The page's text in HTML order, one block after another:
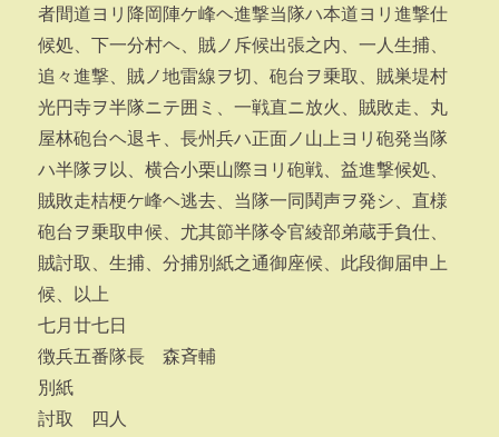
者間道ヨリ降岡陣ケ峰ヘ進撃当隊ハ本道ヨリ進撃仕
候処、下一分村ヘ、賊ノ斥候出張之内、一人生捕、
追々進撃、賊ノ地雷線ヲ切、砲台ヲ乗取、賊巣堤村
光円寺ヲ半隊ニテ囲ミ、一戦直ニ放火、賊敗走、丸
屋林砲台ヘ退キ、長州兵ハ正面ノ山上ヨリ砲発当隊
ハ半隊ヲ以、横合小栗山際ヨリ砲戦、益進撃候処、
賊敗走桔梗ケ峰ヘ逃去、当隊一同鬨声ヲ発シ、直様
砲台ヲ乗取申候、尤其節半隊令官綾部弟蔵手負仕、
賊討取、生捕、分捕別紙之通御座候、此段御届申上
候、以上
七月廿七日
徴兵五番隊長 森斉輔
別紙
討取 四人